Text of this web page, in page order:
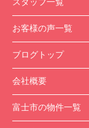
お客様の声一覧
ブログトップ
会社概要
富士市の物件一覧